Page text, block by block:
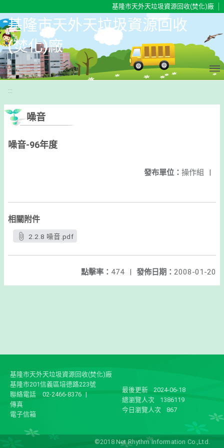
基隆市天外天垃圾資源回收(焚化)廠
基隆市天外天垃圾資源回收
(焚化)廠
:::
噪音
噪音-96年度
發布單位： 操作組 |
相關附件
2.2.8 噪音.pdf
發佈日期： 2008-01-20
點擊率： 474 |
基隆市天外天垃圾資源回收(焚化)廠
基隆市201信義區培德路223號
聯絡電話
02-2466-8376 |
傳真
電子信箱
最後更新
2024-06-18
總瀏覽人次
1386119
今日瀏覽人次
867
©2018 Net Rhythm Information Co.,Ltd.